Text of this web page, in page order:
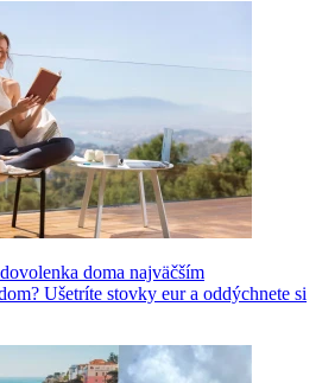
doma najväčším
Ušetríte stovky eur a oddýchnete si